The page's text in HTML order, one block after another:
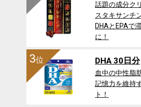
話題の成分ク
スタキサンチ
DHAとEPAで
に！
3位 DHA 30日分
血中の中性脂
記憶力を維持
ト！